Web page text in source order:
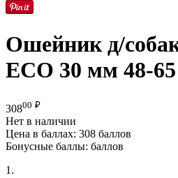
Ошейник д/
ECO 30 мм 48-
30800 ₽
Нет в наличии
Цена в баллах: 308 баллов
Бонусные баллы: баллов
1.